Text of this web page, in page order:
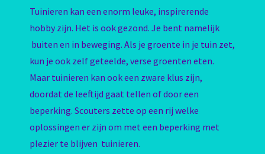
Tuinieren kan een enorm leuke, inspirerende
hobby zijn. Het is ook gezond. Je bent namelijk
buiten en in beweging. Als je groente in je tuin zet,
kun je ook zelf geteelde, verse groenten eten.
Maar tuinieren kan ook een zware klus zijn,
doordat de leeftijd gaat tellen of door een
beperking. Scouters zette op een rij welke
oplossingen er zijn om met een beperking met
plezier te blijven tuinieren.